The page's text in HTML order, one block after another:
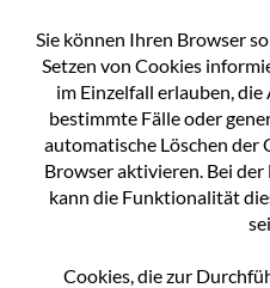
Sie können Ihren Browser
Setzen von Cookies
im Einzelfall erlauben,
bestimmte Fälle oder
automatische Löschen der
Browser aktivieren. Bei
kann die Funktionalität
Cookies, die zur